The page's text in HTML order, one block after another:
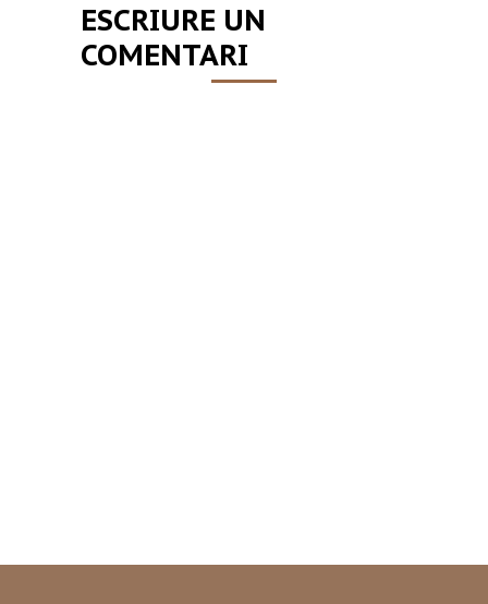
ESCRIURE UN
COMENTARI